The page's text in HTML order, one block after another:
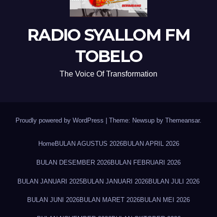
RADIO SYALLOM FM
TOBELO
The Voice Of Transformation
Proudly powered by WordPress | Theme: Newsup by Themeansar.
HomeBULAN AGUSTUS 2026BULAN APRIL 2026
BULAN DESEMBER 2026BULAN FEBRUARI 2026
BULAN JANUARI 2025BULAN JANUARI 2026BULAN JULI 2026
BULAN JUNI 2026BULAN MARET 2026BULAN MEI 2026